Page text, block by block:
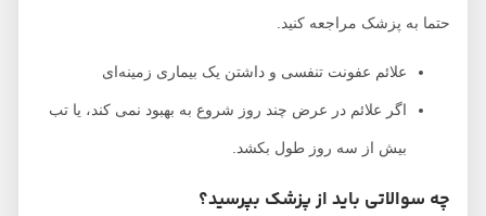
حتما به پزشک مراجعه کنید.
علائم عفونت تنفسی و داشتن یک بیماری زمینه‌ای
اگر علائم در عرض چند روز شروع به بهبود نمی کند، یا تب
بیش از سه روز طول بکشد.
چه سوالاتی باید از پزشک بپرسید؟